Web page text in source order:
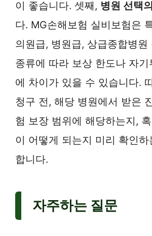
이 좋습니다. 셋째, 병원 선택
다. MG손해보험 실비보험은
의원급, 병원급, 상급종합병원
종류에 따라 보상 한도나 자기
에 차이가 있을 수 있습니다.
청구 전, 해당 병원에서 받은
험 보장 범위에 해당하는지,
이 어떻게 되는지 미리 확인하
합니다.
자주하는 질문